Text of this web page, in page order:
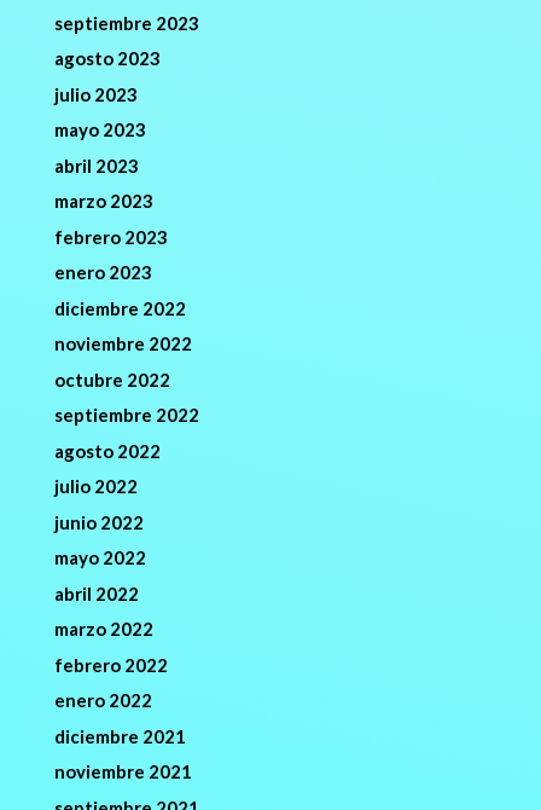
septiembre 2023
agosto 2023
julio 2023
mayo 2023
abril 2023
marzo 2023
febrero 2023
enero 2023
diciembre 2022
noviembre 2022
octubre 2022
septiembre 2022
agosto 2022
julio 2022
junio 2022
mayo 2022
abril 2022
marzo 2022
febrero 2022
enero 2022
diciembre 2021
noviembre 2021